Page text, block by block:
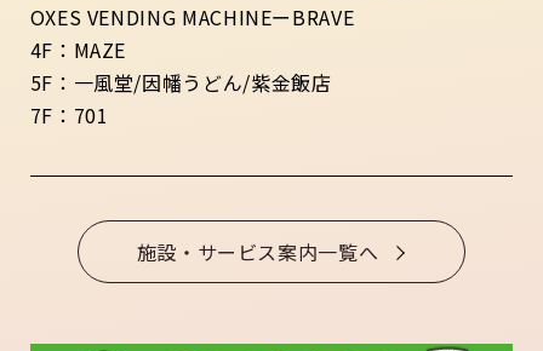
OXES VENDING MACHINEーBRAVE
4F：MAZE
5F：一風堂/因幡うどん/紫金飯店
7F：701
施設・サービス案内一覧へ